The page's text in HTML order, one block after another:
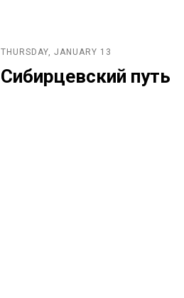
THURSDAY, JANUARY 13
Сибирцевский путь